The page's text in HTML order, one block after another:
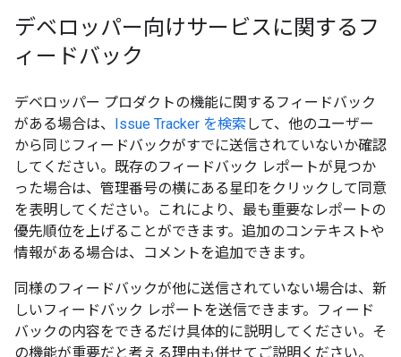
デベロッパー向けサービスに関するフ
ィードバック
デベロッパー プロダクトの機能に関するフィードバック
がある場合は、 Issue Tracker を検索 して、他のユーザー
から同じフィードバックがすでに送信されていないか確認
してください。既存のフィードバック レポートが見つか
った場合は、管理番号の横にある星印をクリックして同意
を表明してください。これにより、最も重要なレポートの
優先順位を上げることができます。追加のコンテキストや
情報がある場合は、コメントを追加できます。
同様のフィードバックが他に送信されていない場合は、新
しいフィードバック レポートを送信できます。フィード
バックの内容をできるだけ具体的に説明してください。そ
の機能が重要だと考える理由も併せてご説明ください。